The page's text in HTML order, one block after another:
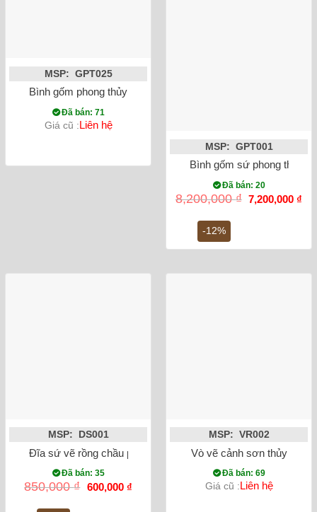
MSP: GPT025
Bình gốm phong thủy mai bình chim công vẽ vàng màu đỏ
Đã bán: 71
Giá cũ :Liên hệ
-12%
MSP: GPT001
Bình gốm sứ phong thủy
Đã bán: 20
8,200,000₫ Giá
gốc
7,200,000 ₫
MSP: DS001
Đĩa sứ vẽ rồng chầu phi 36
Đã bán: 35
850,000₫ Giá
600,000 ₫Giá
MSP: VR002
Vò vẽ cảnh sơn thủy
Đã bán: 69
Giá cũ :Liên hệ